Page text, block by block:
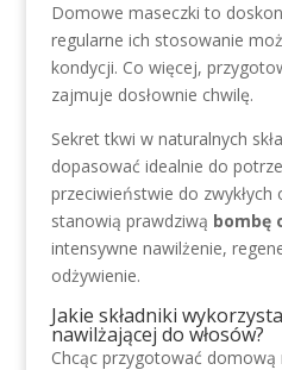
Domowe maseczki to
regularne ich stosowanie
kondycji. Co więcej,
zajmuje dosłownie chwilę.
Sekret tkwi w naturalnych
dopasować idealnie do
przeciwieństwie do zwykłych
stanowią prawdziwą bombę
intensywne nawilżenie,
odżywienie.
Jakie składniki
nawilżającej do włosów?
Chcąc przygotować